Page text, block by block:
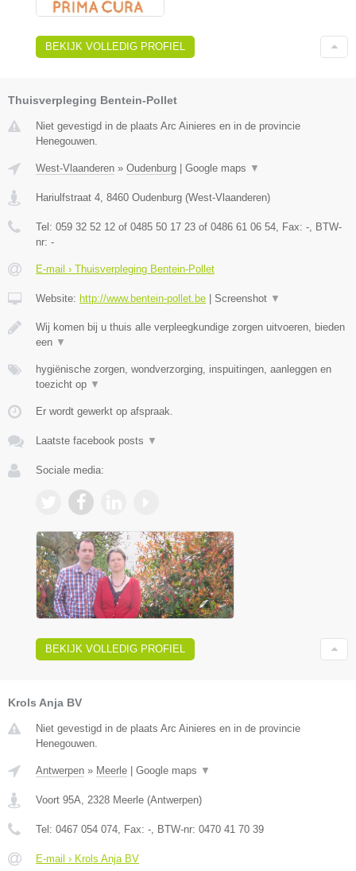
BEKIJK VOLLEDIG PROFIEL
Thuisverpleging Bentein-Pollet
Niet gevestigd in de plaats Arc Ainieres en in de provincie
Henegouwen.
West-Vlaanderen » Oudenburg | Google maps ▼
Hariulfstraat 4 8460 Oudenburg (West-Vlaanderen)
Tel: 059 32 52 12 of 0485 50 17 23 of 0486 61 06 54 , Fax: - , BTW-
nr: -
E-mail › Thuisverpleging Bentein-Pollet
Website: http://www.bentein-pollet.be | Screenshot ▼
Wij komen bij u thuis alle verpleegkundige zorgen uitvoeren, bieden
een ▼
hygiënische zorgen, wondverzorging, inspuitingen, aanleggen en
toezicht op ▼
Er wordt gewerkt op afspraak.
Laatste facebook posts ▼
Sociale media:
BEKIJK VOLLEDIG PROFIEL
Krols Anja BV
Niet gevestigd in de plaats Arc Ainieres en in de provincie
Henegouwen.
Antwerpen » Meerle Google maps ▼
Voort 95A 2328 Meerle (Antwerpen)
Tel: 0467 054 074 , Fax: - , BTW-nr: 0470 41 70 39
E-mail › Krols Anja BV